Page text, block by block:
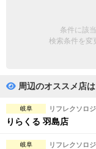
ペアルームあり
フットバスあり
条件に該
検索条件を変
周辺のオススメ店
岐阜 リフレクソロ
りらくる 羽島店
岐阜 リフレクソロ